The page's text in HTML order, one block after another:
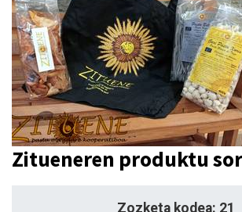
Zitueneren produktu
Zozketa kodea: 21